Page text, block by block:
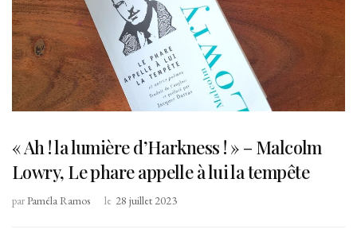
« Ah ! la lumière d’Harkness ! » – Malcolm
Lowry, Le phare appelle à lui la tempête
parPaméla Ramos le 28 juillet 2023